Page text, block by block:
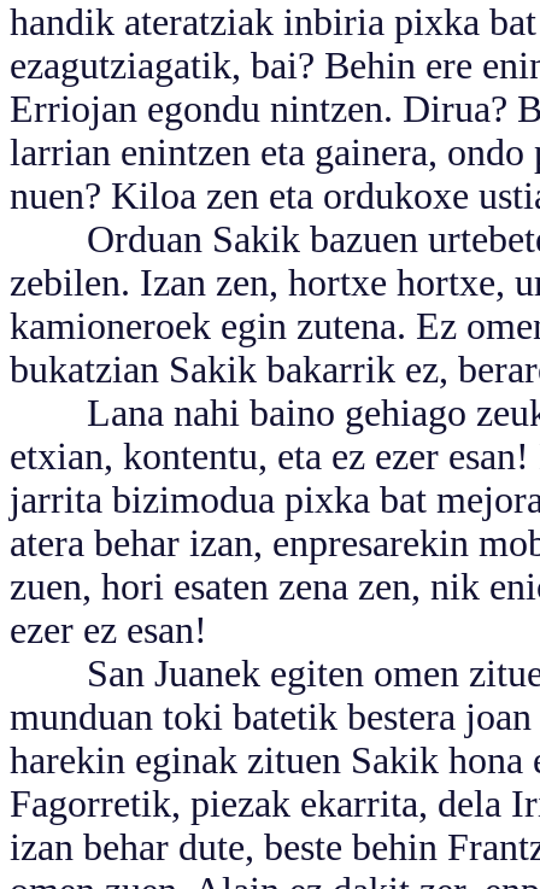
handik ateratziak inbiria pixka
ezagutziagatik, bai? Behin ere
Erriojan egondu nintzen. Dirua?
larrian enintzen eta gainera,
nuen? Kiloa zen eta ordukoxe
Orduan Sakik bazuen urtebete
zebilen. Izan zen, hortxe hortxe,
kamioneroek egin zutena. Ez
bukatzian Sakik bakarrik ez,
Lana nahi baino gehiago
etxian, kontentu, eta ez ezer
jarrita bizimodua pixka bat
atera behar izan, enpresarekin
zuen, hori esaten zena zen, nik
ezer ez esan!
San Juanek egiten omen
munduan toki batetik bestera
harekin eginak zituen Sakik
Fagorretik, piezak ekarrita, dela
izan behar dute, beste behin